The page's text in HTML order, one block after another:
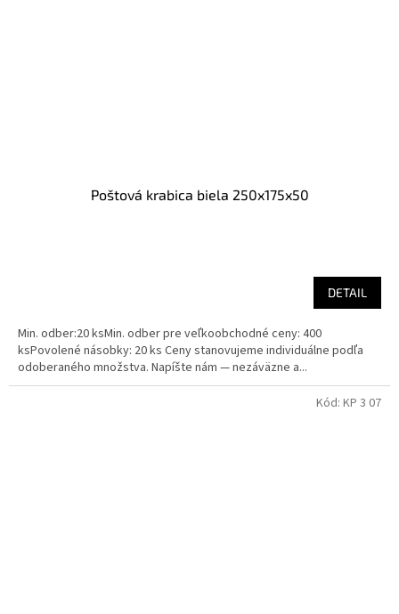
Poštová krabica biela 250x175x50
DETAIL
Min. odber:20 ksMin. odber pre veľkoobchodné ceny: 400
ksPovolené násobky: 20 ks Ceny stanovujeme individuálne podľa
odoberaného množstva. Napíšte nám — nezáväzne a...
Kód: KP 3 07